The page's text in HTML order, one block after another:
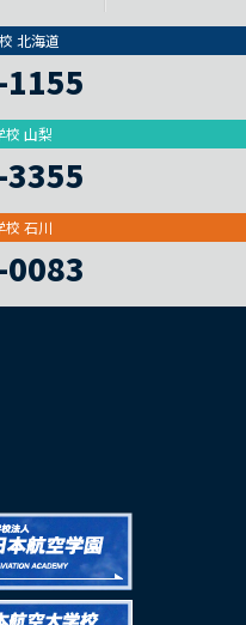
北海道
校 山梨
校 石川